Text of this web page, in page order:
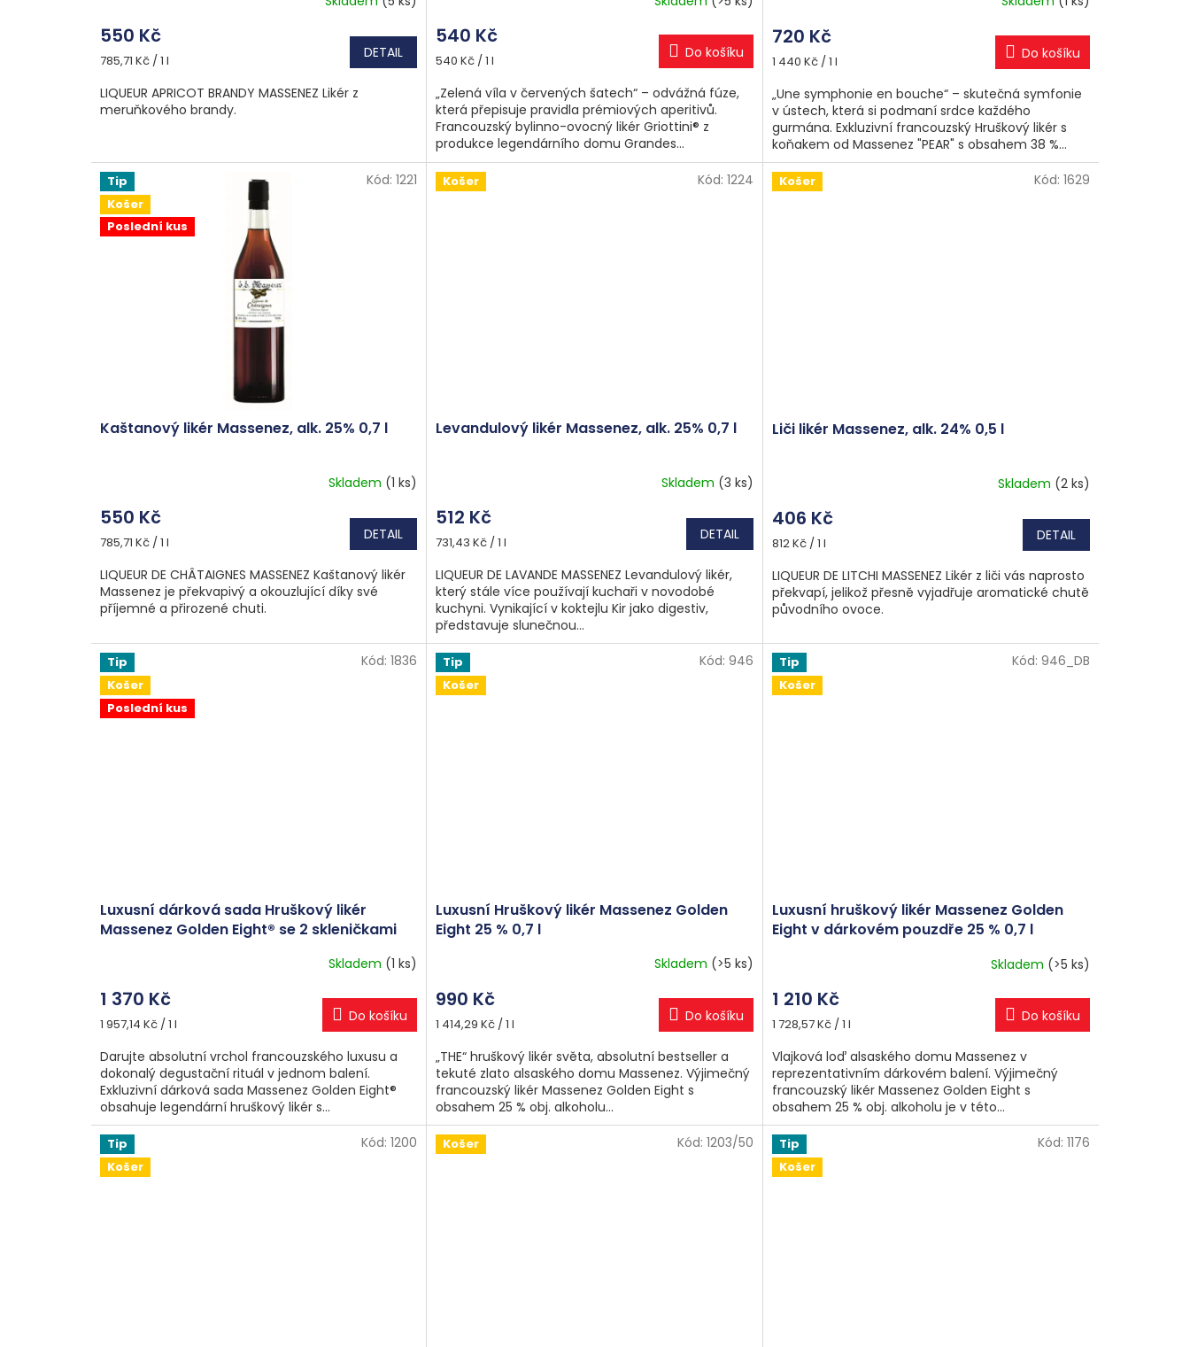
550 Kč
Měrná
785,71 Kč / 1 l DETAIL
LIQUEUR APRICOT BRANDY MASSENEZ Likér z
meruňkového brandy.
540 Kč
Měrná
540 Kč / 1 l Do košíku
„Zelená víla v červených šatech“ – odvážná fúze,
která přepisuje pravidla prémiových aperitivů.
Francouzský bylinno-ovocný likér Griottini® z
produkce legendárního domu Grandes...
720 Kč
Měrná
1 440 Kč / 1 l Do košíku
„Une symphonie en bouche“ – skutečná symfonie
v ústech, která si podmaní srdce každého
gurmána. Exkluzivní francouzský Hruškový likér s
koňakem od Massenez "PEAR" s obsahem 38 %...
Tip
Košer
Poslední kus
Kaštanový likér Massenez, alk. 25% 0,7 l
Skladem (1 ks)
550 Kč
Měrná
785,71 Kč / 1 l DETAIL
LIQUEUR DE CHÂTAIGNES MASSENEZ Kaštanový likér
Massenez je překvapivý a okouzlující díky své
příjemné a přirozené chuti.
Kód:1221 Košer
Levandulový likér Massenez, alk. 25% 0,7 l
Skladem (3 ks)
512 Kč
Měrná
731,43 Kč / 1 l DETAIL
LIQUEUR DE LAVANDE MASSENEZ Levandulový likér,
který stále více používají kuchaři v novodobé
kuchyni. Vynikající v koktejlu Kir jako digestiv,
představuje slunečnou...
Kód: 1224 Košer
Liči likér Massenez, alk. 24% 0,5 l
Skladem (2 ks)
406 Kč
Měrná
812 Kč / 1 l DETAIL
LIQUEUR DE LITCHI MASSENEZ Likér z liči vás naprosto
překvapí, jelikož přesně vyjadřuje aromatické chutě
původního ovoce.
Kód: 1629
Tip
Košer
Poslední kus
Luxusní dárková sada Hruškový likér
Massenez Golden Eight® se 2 skleničkami
Skladem (1 ks)
1 370 Kč
Měrná
1 957,14 Kč / 1 l Do košíku
Darujte absolutní vrchol francouzského luxusu a
dokonalý degustační rituál v jednom balení.
Exkluzivní dárková sada Massenez Golden Eight®
obsahuje legendární hruškový likér s...
Kód:1836
Tip
Košer
Luxusní Hruškový likér Massenez Golden
Eight 25 % 0,7 l
Skladem (>5 ks)
990 Kč
Měrná
1 414,29 Kč / 1 l Do košíku
„THE“ hruškový likér světa, absolutní bestseller a
tekuté zlato alsaského domu Massenez. Výjimečný
francouzský likér Massenez Golden Eight s
obsahem 25 % obj. alkoholu...
Kód: 946
Tip
Košer
Luxusní hruškový likér Massenez Golden
Eight v dárkovém pouzdře 25 % 0,7 l
produktu
je
5,0
z
5
hvězdiček.
Skladem (>5 ks)
1 210 Kč
Měrná
1 728,57 Kč / 1 l Do košíku
Vlajková loď alsaského domu Massenez v
reprezentativním dárkovém balení. Výjimečný
francouzský likér Massenez Golden Eight s
obsahem 25 % obj. alkoholu je v této...
Kód: 946_DB
Tip
Košer
Kód:1200 Košer Kód: 1203/50
Tip
Košer
Kód: 1176